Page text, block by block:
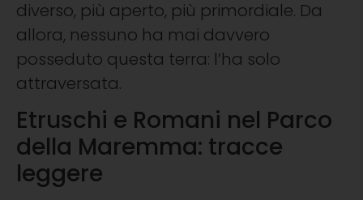
diverso, più aperto, più primordiale. Da
allora, nessuno ha mai davvero
posseduto questa terra: l’ha solo
attraversata.
Etruschi e Romani nel Parco
della Maremma: tracce
leggere